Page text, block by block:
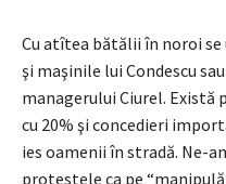
Cu atîtea bătălii în noroi
şi maşinile lui Condescu
managerului Ciurel. Există
cu 20% şi concedieri
ies oamenii în stradă. Ne-
protestele ca pe